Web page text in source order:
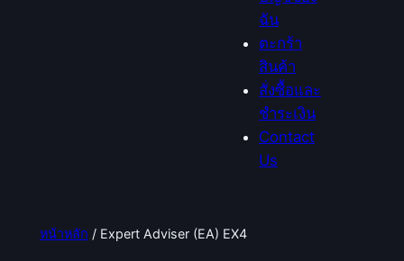
ฉัน
ตะกร้า
สินค้า
สั่งซื้อและ
ชำระเงิน
Contact
Us
หน้าหลัก / Expert Adviser (EA) EX4